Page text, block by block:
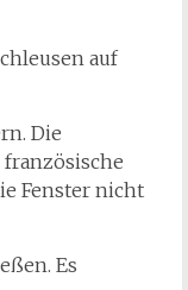
auf
Die
Fenster nicht
Es